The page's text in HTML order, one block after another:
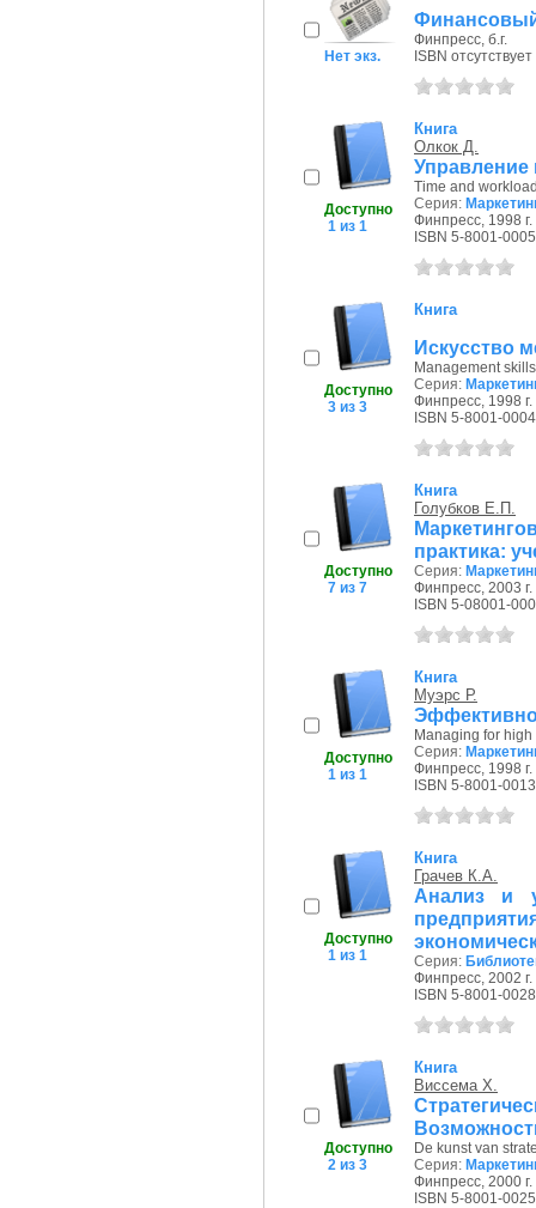
Нет экз.
Финпресс, б.г.
ISBN отсутствует
Доступно
1 из 1
Книга
Олкок Д.
Управление
Тime and
Серия:
Финпресс, 1998 г.
ISBN 5-8001-
Доступно
3 из 3
Книга
Искусство
Management skills
Серия:
Финпресс, 1998 г.
ISBN 5-8001-
Доступно
7 из 7
Книга
Голубков Е.П.
практика:
Серия:
Финпресс, 2003 г.
ISBN 5-08001-
Доступно
1 из 1
Книга
Муэрс Р.
Managing for
Серия:
Финпресс, 1998 г.
ISBN 5-8001-
Доступно
1 из 1
Книга
Грачев К.А.
Анализ и
Серия:
Финпресс, 2002 г.
ISBN 5-8001-
Доступно
2 из 3
Книга
Виссема Х.
De kunst van
Серия:
Финпресс, 2000 г.
ISBN 5-8001-